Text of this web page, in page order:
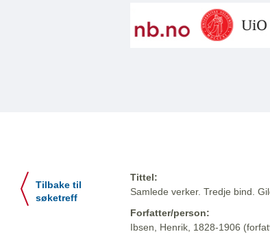
Tilbake til
søketreff
Tittel:
Samlede verker. Tredje bind.
Forfatter/person:
Ibsen, Henrik, 1828-1906